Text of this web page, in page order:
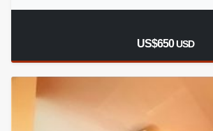
US$650USD